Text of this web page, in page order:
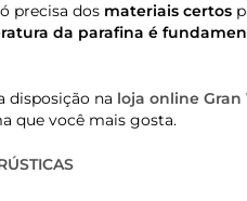
precisa dos materiais certos
da parafina é
disposição na loja online Gran
que você mais gosta.